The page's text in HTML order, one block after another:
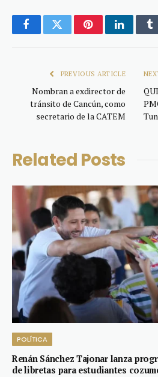
FacebookTwitterPinterestLinkedIn
PREVIOUS ARTICLE
Nombran a exdirector de
tránsito de Cancún, como
secretario de la CATEM
Related Posts
POLÍTICA
Renán Sánchez Tajonar lanza
de libretas para estudiantes